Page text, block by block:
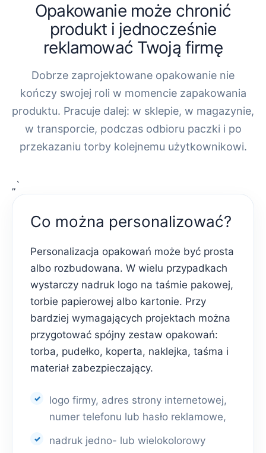
Opakowanie może chronić
produkt i jednocześnie
reklamować Twoją firmę
Dobrze zaprojektowane opakowanie nie
kończy swojej roli w momencie zapakowania
produktu. Pracuje dalej: w sklepie, w magazynie,
w transporcie, podczas odbioru paczki i po
przekazaniu torby kolejnemu użytkownikowi.
„`
Co można personalizować?
Personalizacja opakowań może być prosta
albo rozbudowana. W wielu przypadkach
wystarczy nadruk logo na taśmie pakowej,
torbie papierowej albo kartonie. Przy
bardziej wymagających projektach można
przygotować spójny zestaw opakowań:
torba, pudełko, koperta, naklejka, taśma i
materiał zabezpieczający.
logo firmy, adres strony internetowej,
numer telefonu lub hasło reklamowe,
nadruk jedno- lub wielokolorowy